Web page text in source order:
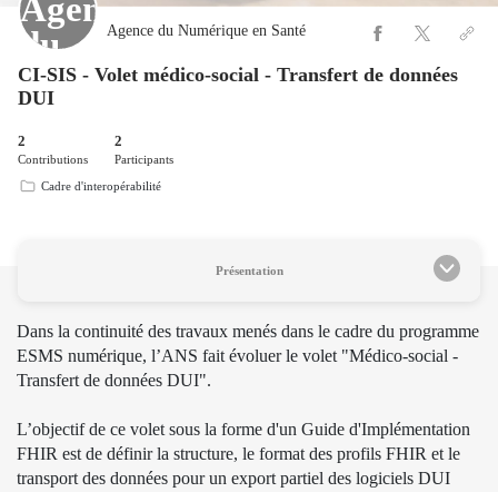
Agence du Numérique en Santé
CI-SIS - Volet médico-social - Transfert de données
DUI
2
Contributions
2
Participants
Cadre d'interopérabilité
Présentation
Dans la continuité des travaux menés dans le cadre du programme
ESMS numérique, l’ANS fait évoluer le volet "Médico-social -
Transfert de données DUI".
L’objectif de ce volet sous la forme d'un Guide d'Implémentation
FHIR est de définir la structure, le format des profils FHIR et le
transport des données pour un export partiel des logiciels DUI